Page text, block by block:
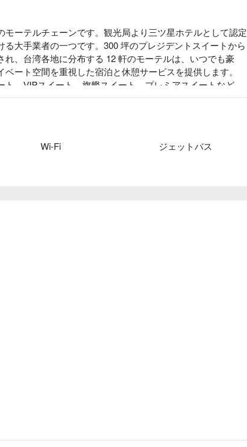
モーテルチェーンです。観光局より三ツ星ホテルとして認定
る大手業者の一つです。300 坪のプレジデントスイートから
れ、台湾各地に分布する 12 軒のモーテルは、いつでも豪
ート空間を重視した宿泊と休憩サービスを提供します。
ト、VIPスイート、旗艦スイート、プレミアスイートなど
ています。
Wi-Fi ジェットバス